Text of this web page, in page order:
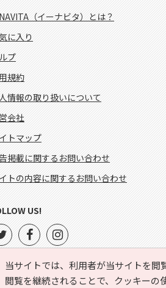
当サイトでは、利用者が当サイトを
閲覧を継続されることで、クッキーの
（イーナビタ）とは？
に入り
プ
規約
情報の取り扱いについて
会社
トマップ
掲載に関するお問い合わせ
トの内容に関するお問い合わせ
US!